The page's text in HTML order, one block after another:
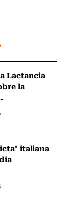
Lactancia
la
italiana